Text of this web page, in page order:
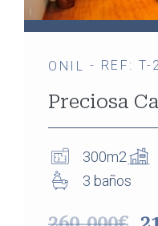
ONIL - REF: T-
Preciosa
300m2
3 baños